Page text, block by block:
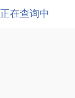
正在查询中